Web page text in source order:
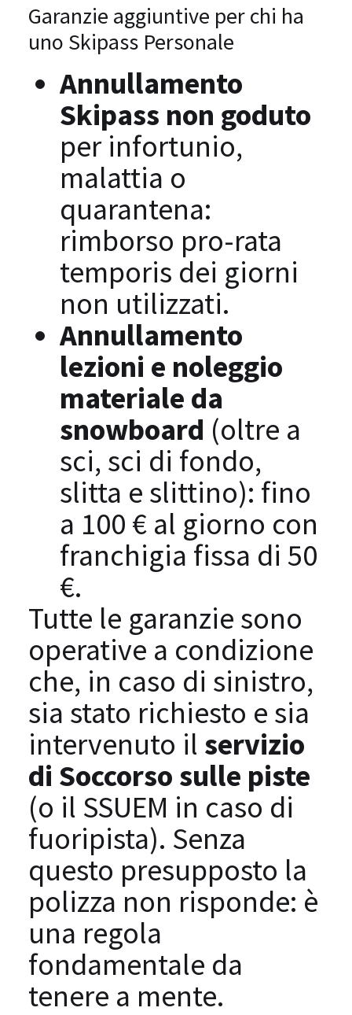
Garanzie aggiuntive per chi ha
uno Skipass Personale
Annullamento
Skipass non goduto
per infortunio,
malattia o
quarantena:
rimborso pro-rata
temporis dei giorni
non utilizzati.
Annullamento
lezioni e noleggio
materiale da
snowboard (oltre a
sci, sci di fondo,
slitta e slittino): fino
a 100 € al giorno con
franchigia fissa di 50
€.
Tutte le garanzie sono
operative a condizione
che, in caso di sinistro,
sia stato richiesto e sia
intervenuto il servizio
di Soccorso sulle piste
(o il SSUEM in caso di
fuoripista). Senza
questo presupposto la
polizza non risponde: è
una regola
fondamentale da
tenere a mente.